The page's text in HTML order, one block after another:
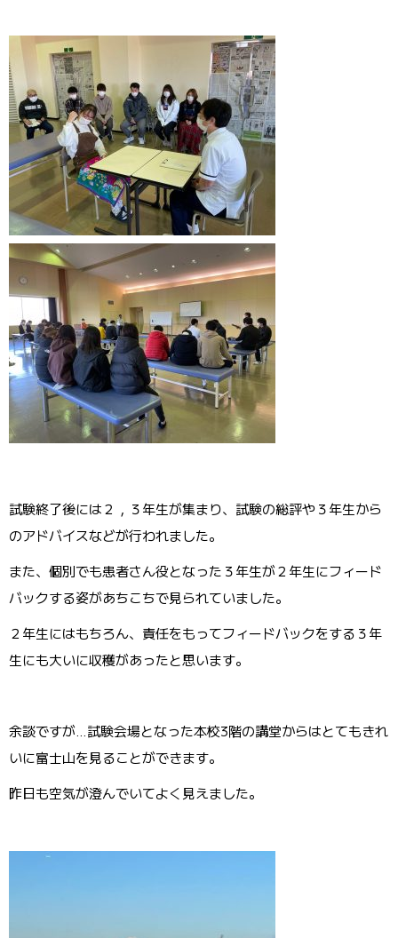
試験終了後には２，３年生が集まり、試験の総評や３年生から
のアドバイスなどが行われました。
また、個別でも患者さん役となった３年生が２年生にフィード
バックする姿があちこちで見られていました。
２年生にはもちろん、責任をもってフィードバックをする３年
生にも大いに収穫があったと思います。
余談ですが…試験会場となった本校3階の講堂からはとてもきれ
いに富士山を見ることができます。
昨日も空気が澄んでいてよく見えました。